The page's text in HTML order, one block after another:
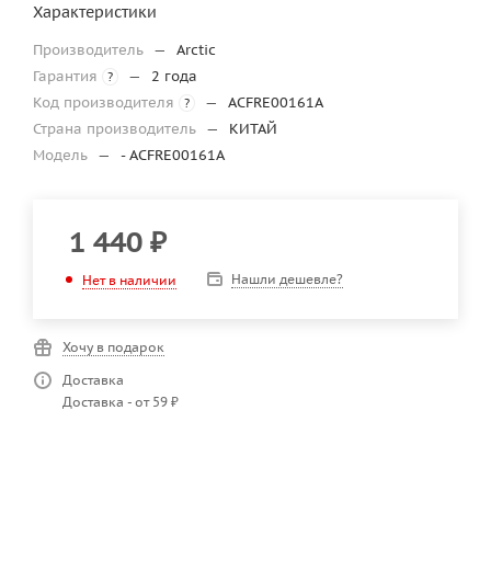
Характеристики
Производитель —
Arctic
Гарантия
? —
2 года
Код производителя
? —
ACFRE00161A
Страна производитель —
КИТАЙ
Модель — - ACFRE00161A
1 440 ₽
Нет в наличии Нашли дешевле?
Хочу в подарок
Доставка
Доставка - от 59 ₽